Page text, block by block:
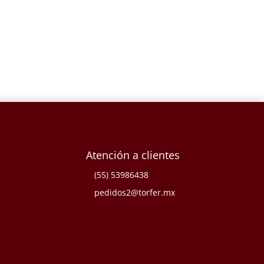
Atención a clientes
(55) 53986438
pedidos2@torfer.mx